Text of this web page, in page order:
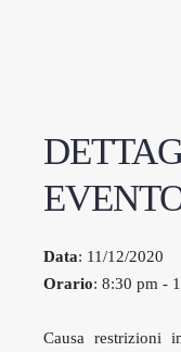
Data: 11/12/2020
Orario: 8:30 pm -
Causa restrizioni